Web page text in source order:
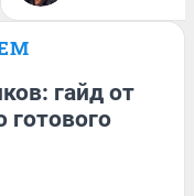
гайд от
готового